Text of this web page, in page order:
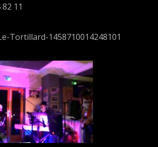
11
Tortillard-1458710014248101